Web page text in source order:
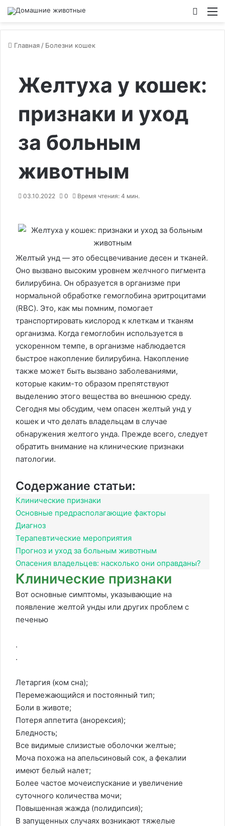
Главная / Болезни кошек
Желтуха у кошек:
признаки и уход
за больным
животным
03.10.2022 0 Время чтения: 4 мин.
Желтый унд — это обесцвечивание десен и тканей.
Оно вызвано высоким уровнем желчного пигмента
билирубина. Он образуется в организме при
нормальной обработке гемоглобина эритроцитами
(RBC). Это, как мы помним, помогает
транспортировать кислород к клеткам и тканям
организма. Когда гемоглобин используется в
ускоренном темпе, в организме наблюдается
быстрое накопление билирубина. Накопление
также может быть вызвано заболеваниями,
которые каким-то образом препятствуют
выделению этого вещества во внешнюю среду.
Сегодня мы обсудим, чем опасен желтый унд у
кошек и что делать владельцам в случае
обнаружения желтого унда. Прежде всего, следует
обратить внимание на клинические признаки
патологии.
Содержание статьи:
Клинические признаки
Основные предрасполагающие факторы
Диагноз
Терапевтические мероприятия
Прогноз и уход за больным животным
Опасения владельцев: насколько они оправданы?
Клинические признаки
Вот основные симптомы, указывающие на
появление желтой унды или других проблем с
печенью
.
.
Летаргия (ком сна);
Перемежающийся и постоянный тип;
Боли в животе;
Потеря аппетита (анорексия);
Бледность;
Все видимые слизистые оболочки желтые;
Моча похожа на апельсиновый сок, а фекалии
имеют белый налет;
Более частое мочеиспускание и увеличение
суточного количества мочи;
Повышенная жажда (полидипсия);
В запущенных случаях возникают тяжелые